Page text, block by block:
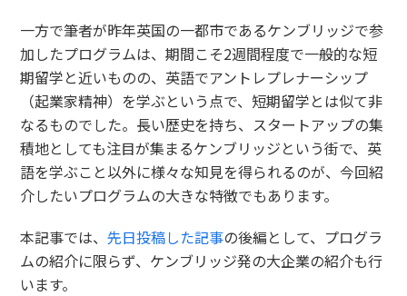
一方で筆者が昨年英国の一都市であるケンブリッジで参
加したプログラムは、期間こそ2週間程度で一般的な短
期留学と近いものの、英語でアントレプレナーシップ
（起業家精神）を学ぶという点で、短期留学とは似て非
なるものでした。長い歴史を持ち、スタートアップの集
積地としても注目が集まるケンブリッジという街で、英
語を学ぶこと以外に様々な知見を得られるのが、今回紹
介したいプログラムの大きな特徴でもあります。
本記事では、先日投稿した記事の後編として、プログラ
ムの紹介に限らず、ケンブリッジ発の大企業の紹介も行
います。